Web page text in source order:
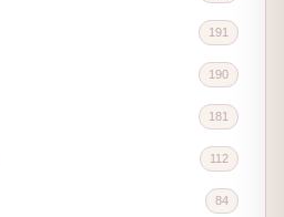
191
190
181
112
84